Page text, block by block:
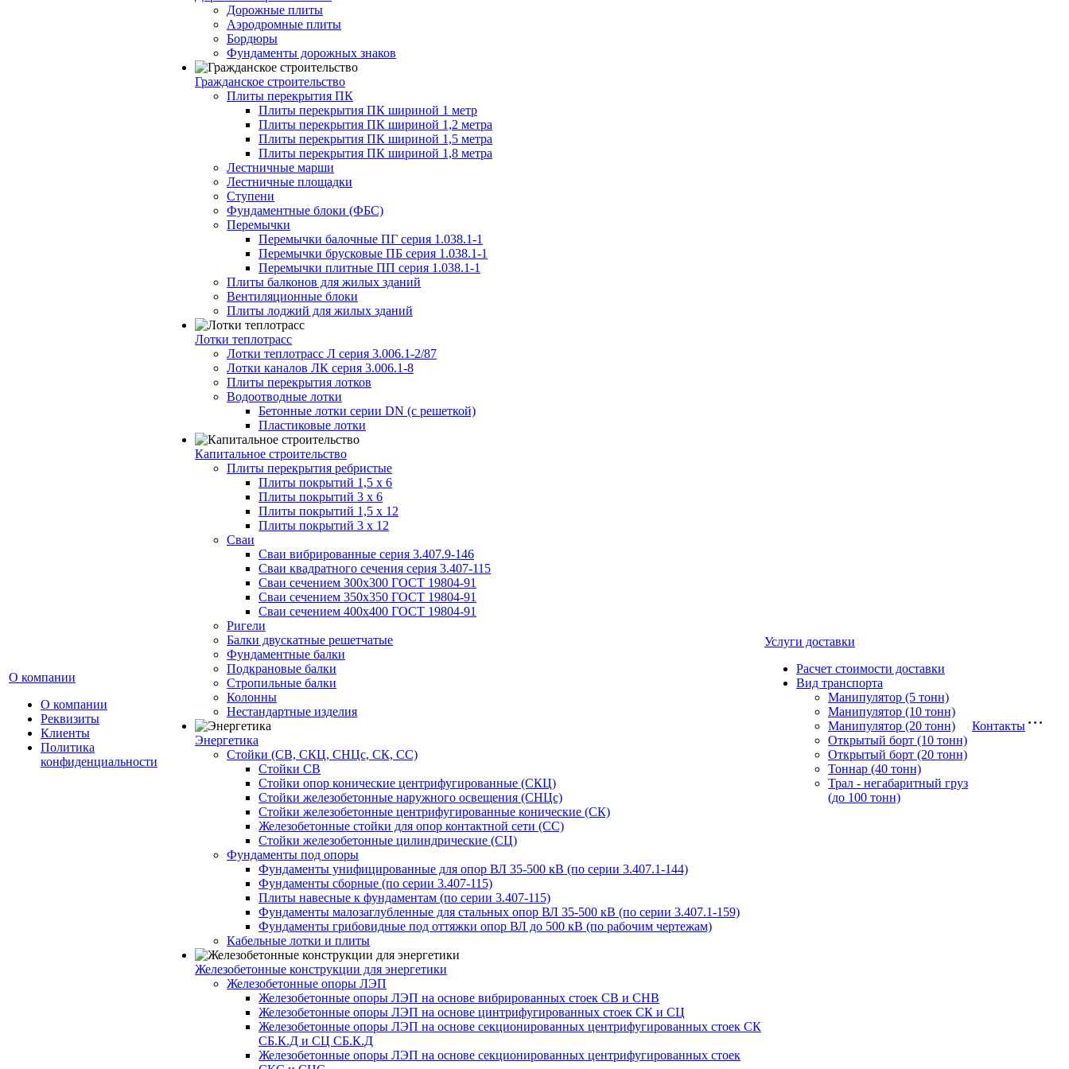
О компании
О компании
Реквизиты
Клиенты
Политика
конфиденциальности
Дорожные плиты
Аэродромные плиты
Бордюры
Фундаменты дорожных знаков
Гражданское строительство
Плиты перекрытия ПК
Плиты перекрытия ПК шириной 1 метр
Плиты перекрытия ПК шириной 1,2 метра
Плиты перекрытия ПК шириной 1,5 метра
Плиты перекрытия ПК шириной 1,8 метра
Лестничные марши
Лестничные площадки
Ступени
Фундаментные блоки (ФБС)
Перемычки
Перемычки балочные ПГ серия 1.038.1-1
Перемычки брусковые ПБ серия 1.038.1-1
Перемычки плитные ПП серия 1.038.1-1
Плиты балконов для жилых зданий
Вентиляционные блоки
Плиты лоджий для жилых зданий
Лотки теплотрасс
Лотки теплотрасс Л серия 3.006.1-2/87
Лотки каналов ЛК серия 3.006.1-8
Плиты перекрытия лотков
Водоотводные лотки
Бетонные лотки серии DN (с решеткой)
Пластиковые лотки
Капитальное строительство
Плиты перекрытия ребристые
Плиты покрытий 1,5 x 6
Плиты покрытий 3 x 6
Плиты покрытий 1,5 x 12
Плиты покрытий 3 x 12
Сваи
Сваи вибрированные серия 3.407.9-146
Сваи квадратного сечения серия 3.407-115
Сваи сечением 300х300 ГОСТ 19804-91
Сваи сечением 350х350 ГОСТ 19804-91
Сваи сечением 400х400 ГОСТ 19804-91
Ригели
Балки двускатные решетчатые
Фундаментные балки
Подкрановые балки
Стропильные балки
Колонны
Нестандартные изделия
Энергетика
Стойки (СВ, СКЦ, СНЦс, СК, СС)
Стойки СВ
Стойки опор конические центрифугированные (СКЦ)
Стойки железобетонные наружного освещения (СНЦс)
Стойки железобетонные центрифугированные конические (СК)
Железобетонные стойки для опор контактной сети (СС)
Стойки железобетонные цилиндрические (СЦ)
Фундаменты под опоры
Фундаменты унифицированные для опор ВЛ 35-500 кВ (по серии 3.407.1-144)
Фундаменты сборные (по серии 3.407-115)
Плиты навесные к фундаментам (по серии 3.407-115)
Фундаменты малозаглубленные для стальных опор ВЛ 35-500 кВ (по серии 3.407.1-159)
Фундаменты грибовидные под оттяжки опор ВЛ до 500 кВ (по рабочим чертежам)
Кабельные лотки и плиты
Железобетонные конструкции для энергетики
Железобетонные опоры ЛЭП
Железобетонные опоры ЛЭП на основе вибрированных стоек СВ и СНВ
Железобетонные опоры ЛЭП на основе цинтрифугированных стоек СК и СЦ
Железобетонные опоры ЛЭП на основе секционированных центрифугированных стоек СК
СБ.К.Д и СЦ СБ.К.Д
Железобетонные опоры ЛЭП на основе секционированных центрифугированных стоек
Услуги доставки
Расчет стоимости доставки
Вид транспорта
Манипулятор (5 тонн)
Манипулятор (10 тонн)
Манипулятор (20 тонн)
Открытый борт (10 тонн)
Открытый борт (20 тонн)
Тоннар (40 тонн)
Трал - негабаритный груз
(до 100 тонн)
Контакты